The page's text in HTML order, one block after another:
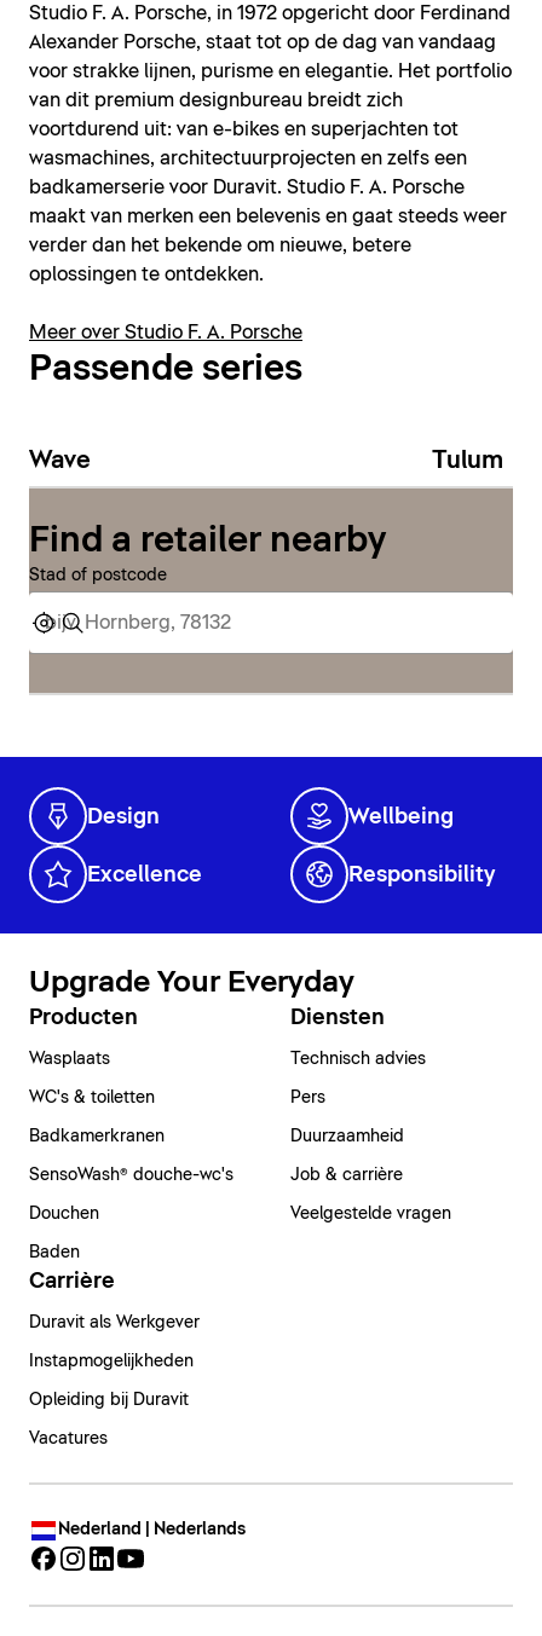
Studio F. A. Porsche, in 1972 opgericht door Ferdinand
Alexander Porsche, staat tot op de dag van vandaag
voor strakke lijnen, purisme en elegantie. Het portfolio
van dit premium designbureau breidt zich
voortdurend uit: van e-bikes en superjachten tot
wasmachines, architectuurprojecten en zelfs een
badkamerserie voor Duravit. Studio F. A. Porsche
maakt van merken een belevenis en gaat steeds weer
verder dan het bekende om nieuwe, betere
oplossingen te ontdekken.
Meer over Studio F. A. Porsche
Passende series
Wave Tulum
Find a retailer nearby
Stad of postcode
Design Wellbeing
Excellence Responsibility
Upgrade Your Everyday
Producten
Wasplaats
WC's & toiletten
Badkamerkranen
SensoWash® douche-wc's
Douchen
Baden
Diensten
Technisch advies
Pers
Duurzaamheid
Job & carrière
Veelgestelde vragen
Carrière
Duravit als Werkgever
Instapmogelijkheden
Opleiding bij Duravit
Vacatures
Nederland | Nederlands